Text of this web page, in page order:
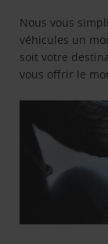
Nous vous
véhicules un
soit votre
vous offrir le